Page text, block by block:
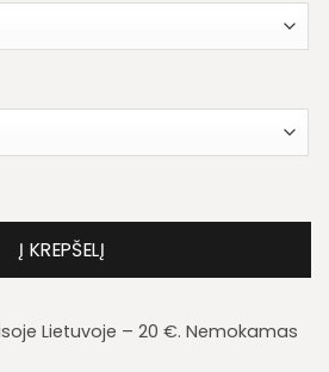
komplektas VK15 (6+1)
Į KREPŠELĮ
Lietuvoje – 20 €. Nemokamas